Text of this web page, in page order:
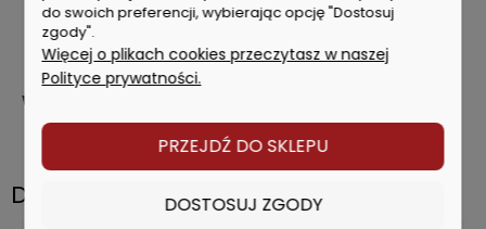
Maksymalna prędkość przepływu powietrza: 68 m/s
Wymiary (długość całkowita): 861 mm
Waga (EPTA): 1,6 - 2,1 kg
WYPOSAŻENIE
DYSZA WYDMUCHU
Dane techniczne
do swoich preferencji, wybierając opcję "Dostosuj
zgody".
Więcej o plikach cookies przeczytasz w naszej
Polityce prywatności.
PRZEJDŹ DO SKLEPU
DOSTOSUJ ZGODY